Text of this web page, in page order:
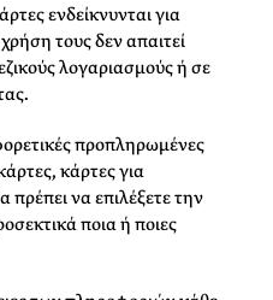
ενδείκνυνται για
τους δεν απαιτεί
λογαριασμούς ή σε
προπληρωμένες
κάρτες για
πρέπει να επιλέξετε την
ποια ή ποιες